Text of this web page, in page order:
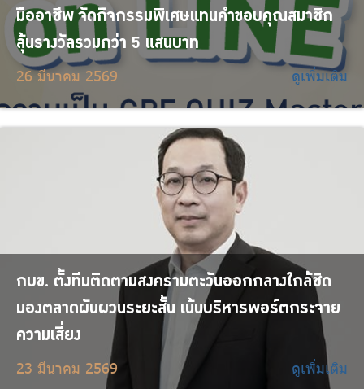
มืออาชีพ จัดกิจกรรมพิเศษแทนคำขอบคุณสมาชิก
ลุ้นรางวัลรวมกว่า 5 แสนบาท
26 มีนาคม 2569 ดูเพิ่มเติม
กบข. ตั้งทีมติดตามสงครามตะวันออกกลางใกล้ชิด
มองตลาดผันผวนระยะสั้น เน้นบริหารพอร์ตกระจาย
ความเสี่ยง
23 มีนาคม 2569 ดูเพิ่มเติม